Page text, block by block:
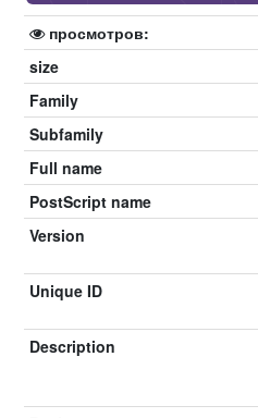
просмотров:
size
Family
Subfamily
Full name
PostScript name
Version
Unique ID
Description